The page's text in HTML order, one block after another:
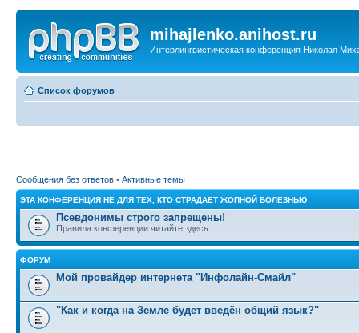
mihajlenko.anihost.ru
Интерлингвистическая конференция Николая
Список форумов
Сообщения без ответов • Активные темы
ЭТА КОНФЕРЕНЦИЯ НЕ ДЛЯ ТЕХ, КТО СТРАДАЕТ ЖОПНОЙ БОЛЕЗНЬЮ
Псевдонимы строго запрещены!
Правила конференции читайте здесь
ФОРУМ
Мой провайдер интернета "Инфолайн-Смайл"
"Как и когда на Земле будет введён общий язык?"